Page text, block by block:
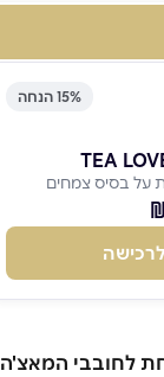
15% הנחה
על בסיס צמחים
לרכישה
לחובבי המאצ'ה